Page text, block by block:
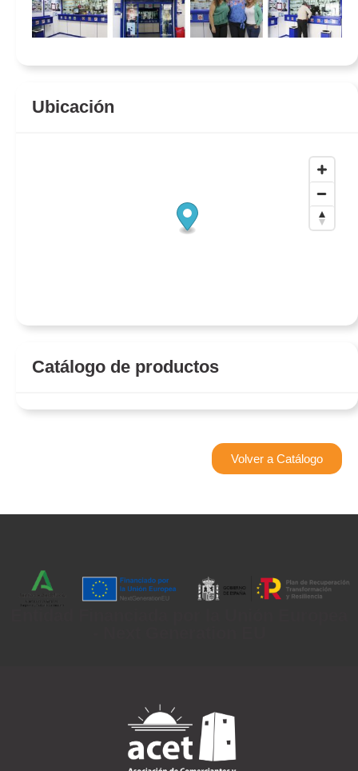
Ubicación
Catálogo de productos
Volver a Catálogo